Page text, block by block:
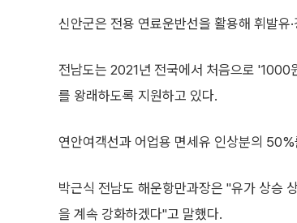
신안군은 전용 연료운반선을 활용해 휘발유
전남도는 2021년 전국에서 처음으로 '1000
를 왕래하도록 지원하고 있다.
연안여객선과 어업용 면세유 인상분의
박근식 전남도 해운항만과장은 "유가 상승
을 계속 강화하겠다"고 말했다.